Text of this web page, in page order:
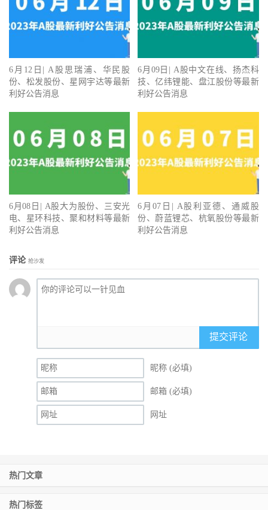
6月12日| A股思瑞浦、华民股
份、松发股份、星网宇达等最新
利好公告消息
6月09日| A股中文在线、扬杰科
技、亿纬锂能、盘江股份等最新
利好公告消息
6月08日| A股大为股份、三安光
电、星环科技、聚和材料等最新
利好公告消息
6月07日| A股利亚德、通威股
份、蔚蓝锂芯、杭氧股份等最新
利好公告消息
评论 抢沙发
提交评论
昵称 (必填)
邮箱 (必填)
网址
热门文章
热门标签